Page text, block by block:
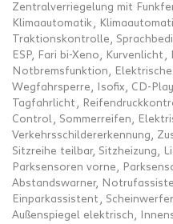
Zentralverriegelung mit
Klimaautomatik,
Traktionskontrolle,
ESP, Fari bi-Xeno,
Notbremsfunktion,
Wegfahrsperre, Isofix, CD-
Tagfahrlicht,
Control, Sommerreifen,
Verkehrsschildererkennung,
Sitzreihe teilbar, Sitzheizung,
Parksensoren vorne,
Abstandswarner,
Einparkassistent,
Außenspiegel elektrisch,